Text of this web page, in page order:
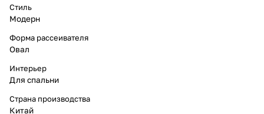
Стиль
Модерн
Форма рассеивателя
Овал
Интерьер
Для спальни
Страна производства
Китай